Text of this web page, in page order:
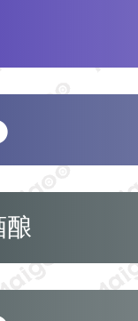
酿